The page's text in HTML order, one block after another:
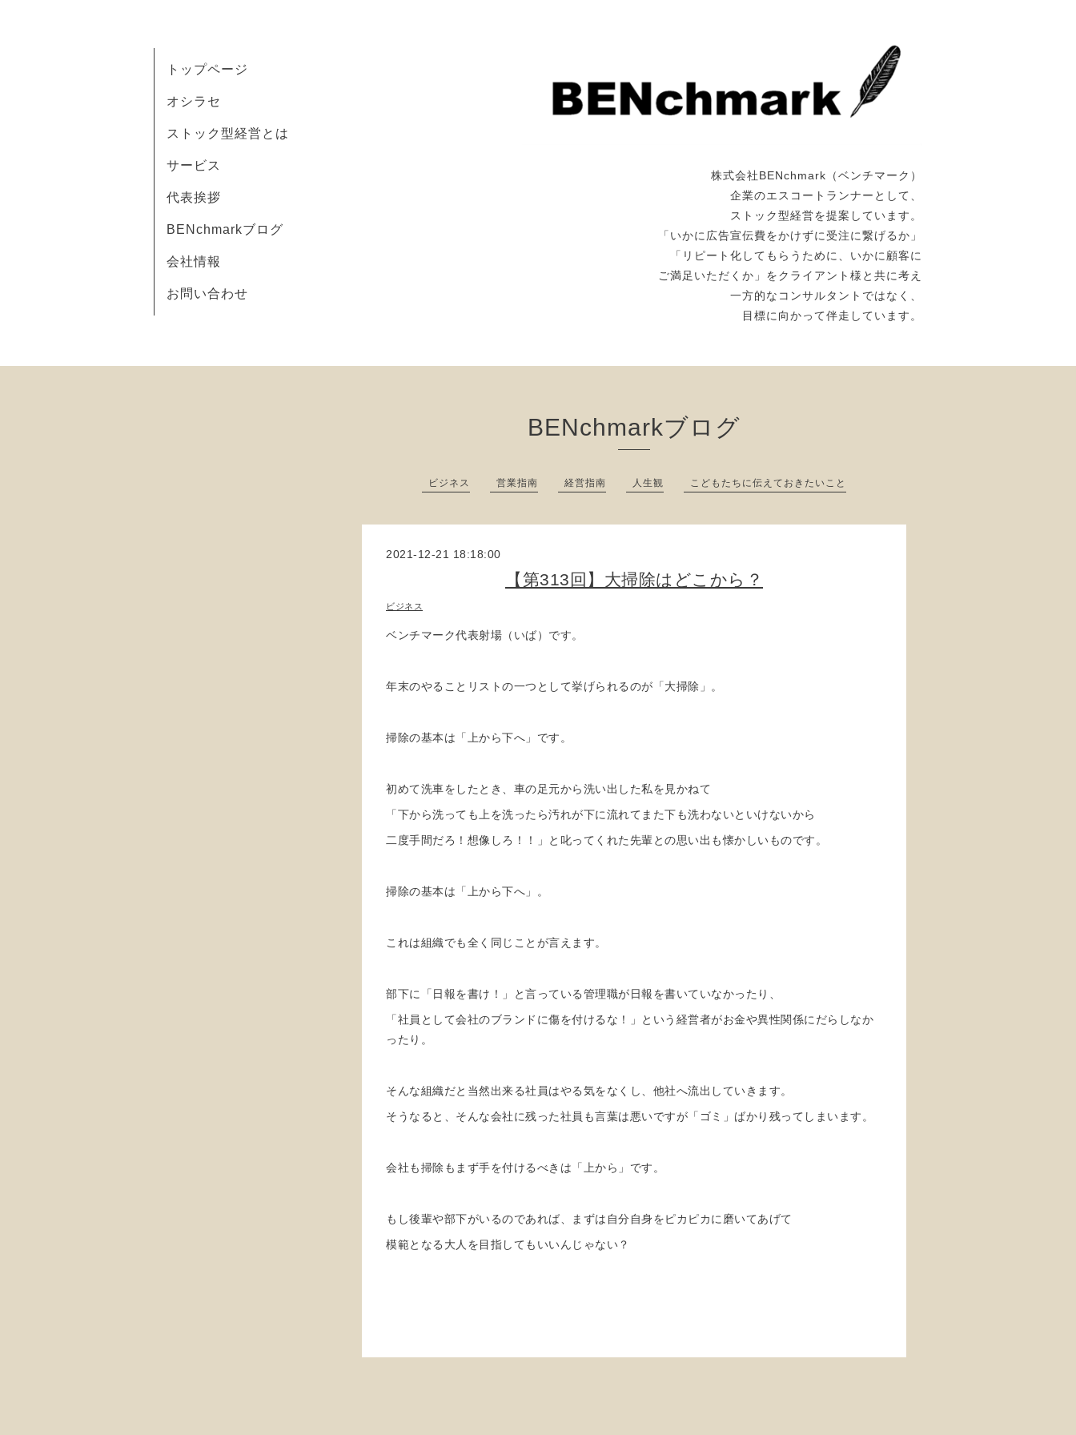
株式会社BENchmark（ベンチマーク）
企業のエスコートランナーとして、
ストック型経営を提案しています。
「いかに広告宣伝費をかけずに受注に繋げるか」
「リピート化してもらうために、いかに顧客に
ご満足いただくか」をクライアント様と共に考え
一方的なコンサルタントではなく、
目標に向かって伴走しています。
トップページ
オシラセ
ストック型経営とは
サービス
代表挨拶
BENchmarkブログ
会社情報
お問い合わせ
BENchmarkブログ
ビジネス 営業指南 経営指南 人生観 こどもたちに伝えておきたいこと
2021-12-21 18:18:00
【第313回】大掃除はどこから？
ビジネス
ベンチマーク代表射場（いば）です。
年末のやることリストの一つとして挙げられるのが「大掃除」。
掃除の基本は「上から下へ」です。
初めて洗車をしたとき、車の足元から洗い出した私を見かねて
「下から洗っても上を洗ったら汚れが下に流れてまた下も洗わないといけないから
二度手間だろ！想像しろ！！」と叱ってくれた先輩との思い出も懐かしいものです。
掃除の基本は「上から下へ」。
これは組織でも全く同じことが言えます。
部下に「日報を書け！」と言っている管理職が日報を書いていなかったり、
「社員として会社のブランドに傷を付けるな！」という経営者がお金や異性関係にだらしなか
ったり。
そんな組織だと当然出来る社員はやる気をなくし、他社へ流出していきます。
そうなると、そんな会社に残った社員も言葉は悪いですが「ゴミ」ばかり残ってしまいます。
会社も掃除もまず手を付けるべきは「上から」です。
もし後輩や部下がいるのであれば、まずは自分自身をピカピカに磨いてあげて
模範となる大人を目指してもいいんじゃない？